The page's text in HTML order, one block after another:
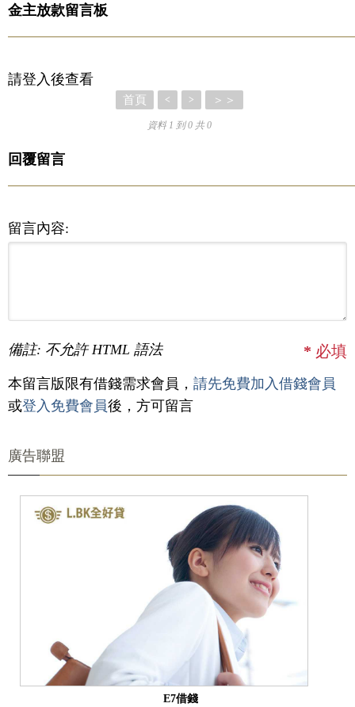
金主放款留言板
請登入後查看
首頁 < > ＞＞
資料 1 到 0 共 0
回覆留言
留言內容:
備註: 不允許 HTML 語法 * 必填
本留言版限有借錢需求會員， 請先免費加入借錢會員
或登入免費會員後，方可留言
廣告聯盟
E7借錢